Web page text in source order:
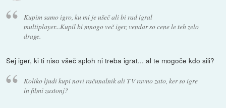
Kupim samo igro, ku mi je ušeč ali bi rad igral
multiplayer...Kupil bi mnogo več iger, vendar so cene le teh zelo
drage.
Sej iger, ki ti niso všeč sploh ni treba igrat... al te mogoče kdo sili?
Koliko ljudi kupi novi računalnik ali TV ravno zato, ker so igre
in filmi zastonj?